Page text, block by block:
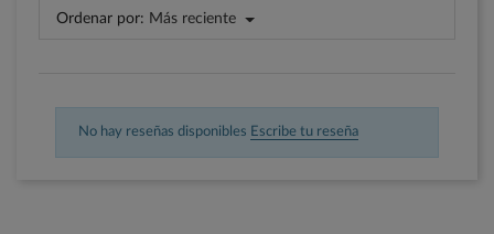
Ordenar por: Más reciente
No hay reseñas disponibles Escribe tu reseña